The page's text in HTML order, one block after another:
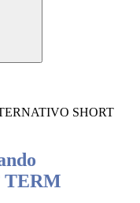
SHORT
TERM